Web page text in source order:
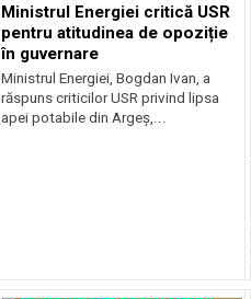
Ministrul Energiei critică USR
pentru atitudinea de opoziție
în guvernare
Ministrul Energiei, Bogdan Ivan, a
răspuns criticilor USR privind lipsa
apei potabile din Argeș,...